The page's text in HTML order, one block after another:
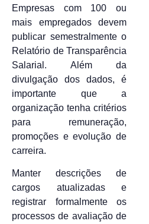
Empresas com 100 ou
mais empregados devem
publicar semestralmente o
Relatório de Transparência
Salarial. Além da
divulgação dos dados, é
importante que a
organização tenha critérios
para remuneração,
promoções e evolução de
carreira.
Manter descrições de
cargos atualizadas e
registrar formalmente os
processos de avaliação de